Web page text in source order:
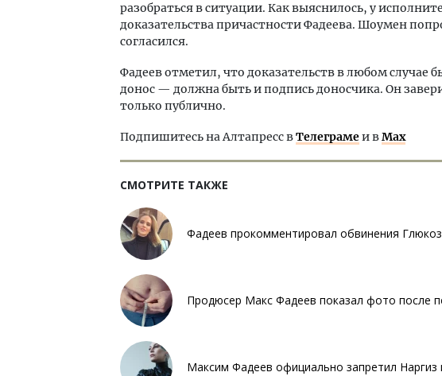
разобраться в ситуации. Как выяснилось, у
доказательства причастности Фадеева. Шоумен
согласился.
Фадеев отметил, что доказательств в любом
донос — должна быть и подпись доносчика. Он
только публично.
Подпишитесь на Алтапресс вТелеграмеи вMax
СМОТРИТЕ ТАКЖЕ
Фадеев прокомментировал обвинения
Продюсер Макс Фадеев показал фото после
Максим Фадеев официально запретил Наргиз